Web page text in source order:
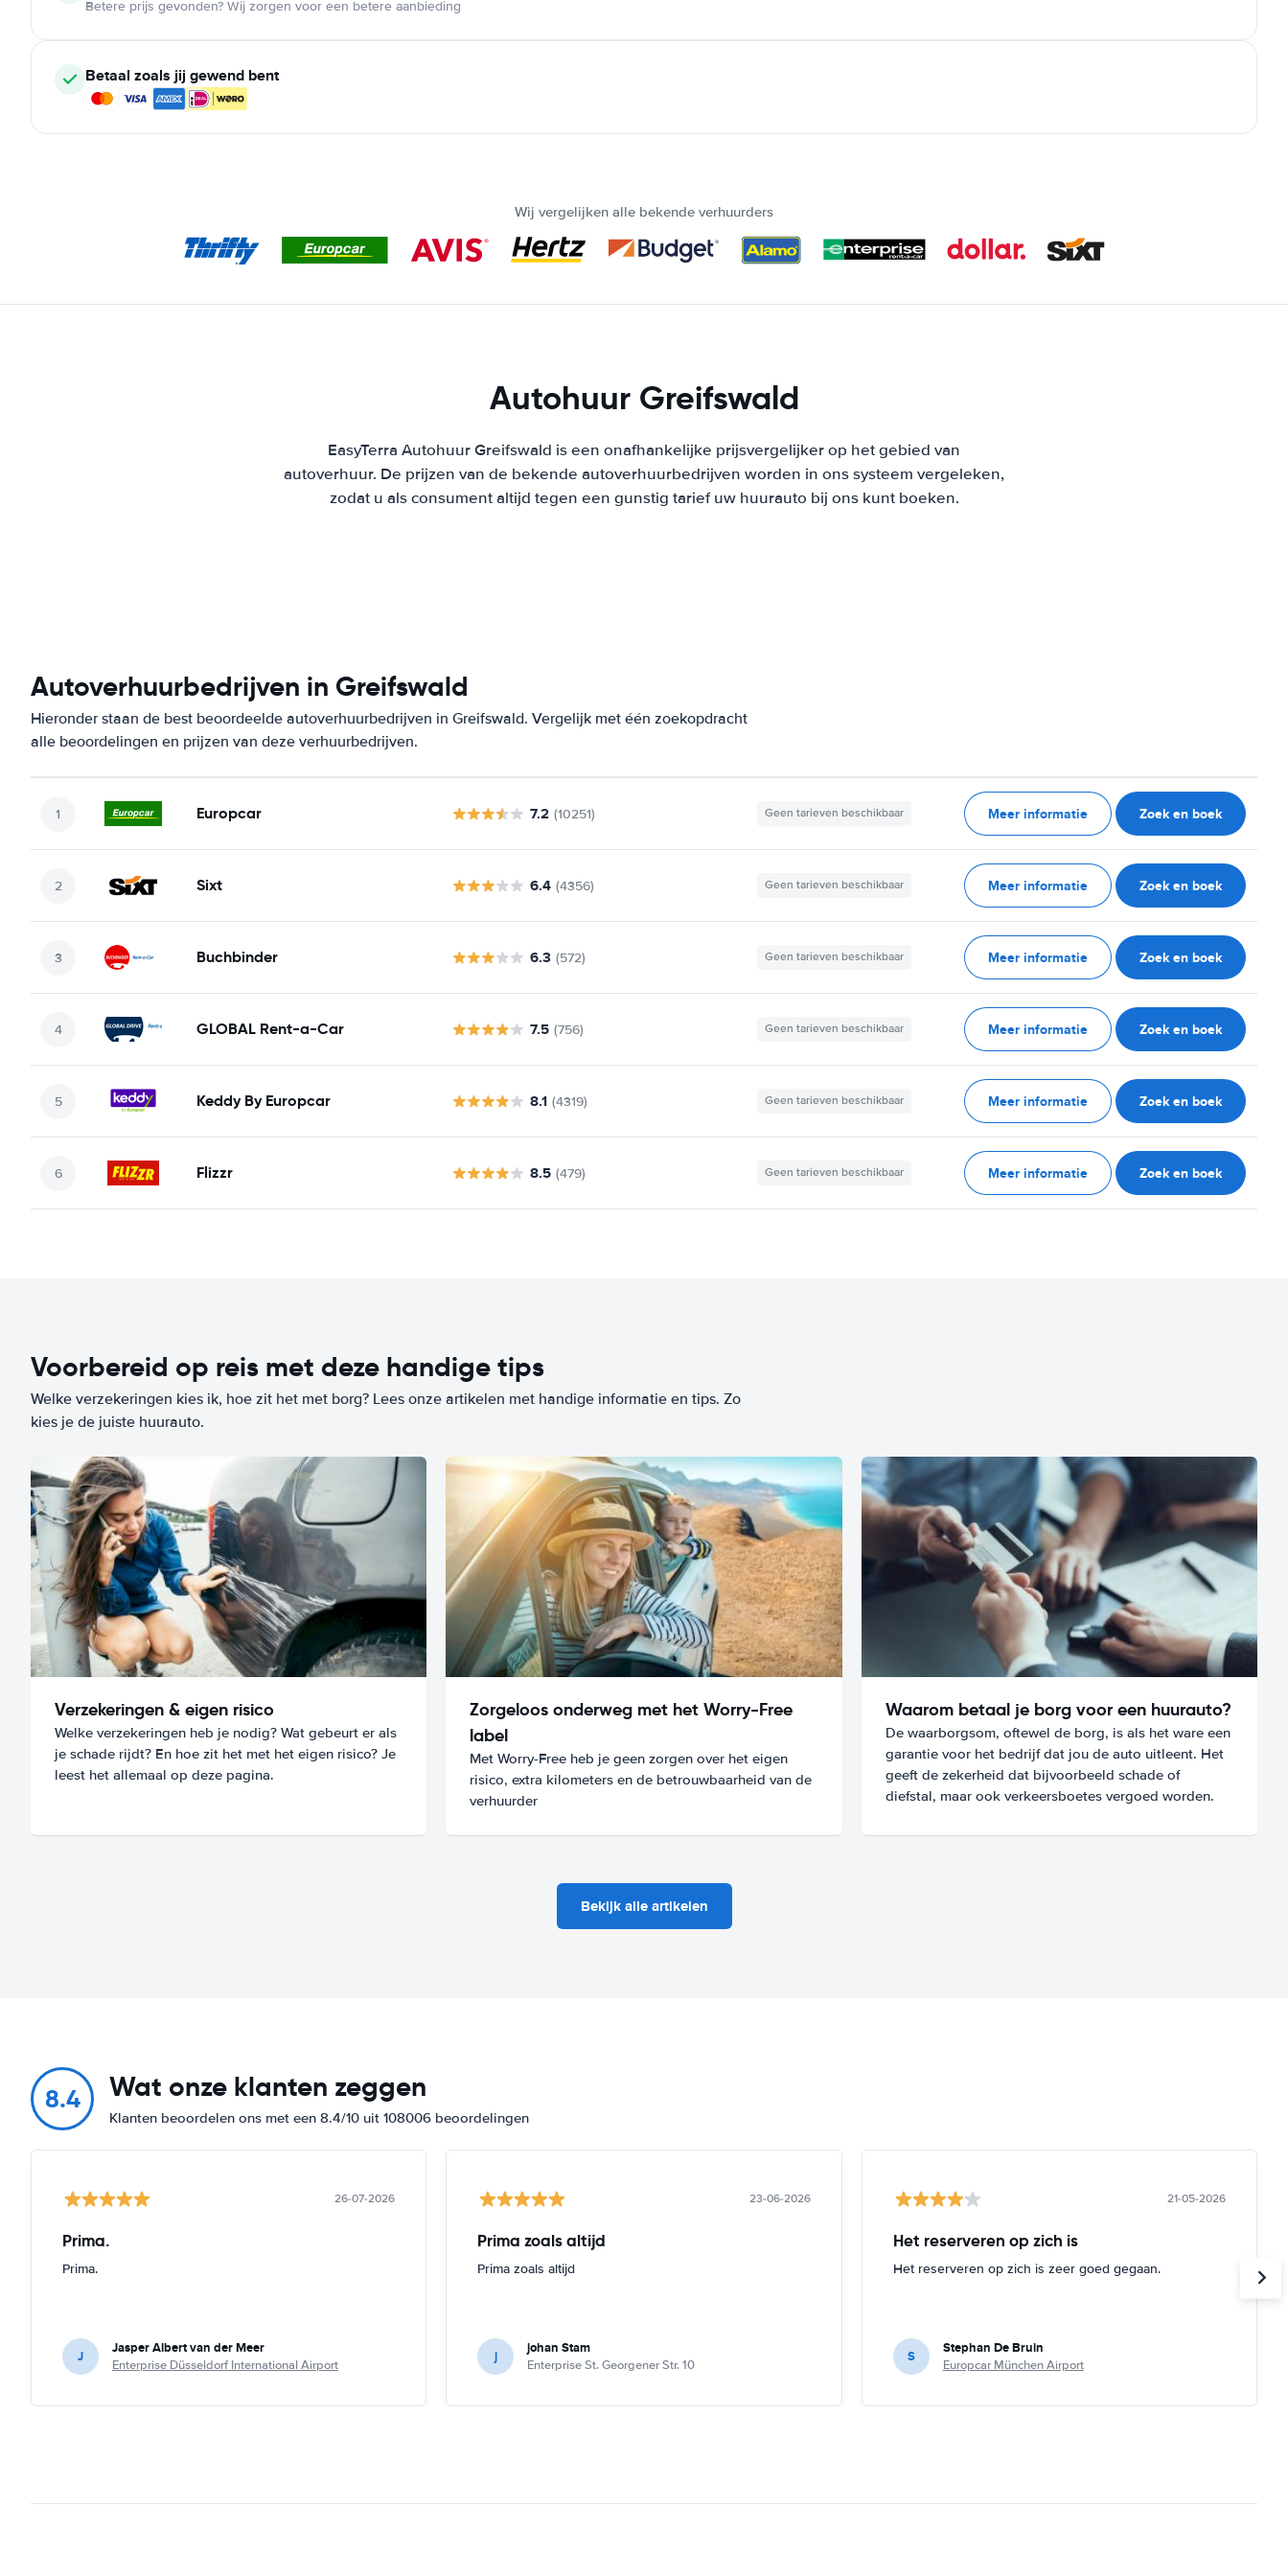
Betere prijs gevonden? Wij zorgen voor een betere aanbieding
Betaal zoals jij gewend bent
Wij vergelijken alle bekende verhuurders
Autohuur Greifswald
EasyTerra Autohuur Greifswald is een onafhankelijke prijsvergelijker op het gebied van
autoverhuur. De prijzen van de bekende autoverhuurbedrijven worden in ons systeem vergeleken,
zodat u als consument altijd tegen een gunstig tarief uw huurauto bij ons kunt boeken.
Autoverhuurbedrijven in Greifswald
Hieronder staan de best beoordeelde autoverhuurbedrijven in Greifswald. Vergelijk met één zoekopdracht
alle beoordelingen en prijzen van deze verhuurbedrijven.
Europcar 7.2 (10251) Geen tarieven beschikbaar Meer informatie Zoek en boek
Sixt 6.4 (4356) Geen tarieven beschikbaar Meer informatie Zoek en boek
Buchbinder 6.3 (572) Geen tarieven beschikbaar Meer informatie Zoek en boek
GLOBAL Rent-a-Car 7.5 (756) Geen tarieven beschikbaar Meer informatie Zoek en boek
Keddy By Europcar 8.1 (4319) Geen tarieven beschikbaar Meer informatie Zoek en boek
Flizzr 8.5 (479) Geen tarieven beschikbaar Meer informatie Zoek en boek
Voorbereid op reis met deze handige tips
Welke verzekeringen kies ik, hoe zit het met borg? Lees onze artikelen met handige informatie en tips. Zo
kies je de juiste huurauto.
Verzekeringen & eigen risico
Welke verzekeringen heb je nodig? Wat gebeurt er als
je schade rijdt? En hoe zit het met het eigen risico? Je
leest het allemaal op deze pagina.
Zorgeloos onderweg met het Worry-Free
label
Met Worry-Free heb je geen zorgen over het eigen
risico, extra kilometers en de betrouwbaarheid van de
verhuurder
Waarom betaal je borg voor een huurauto?
De waarborgsom, oftewel de borg, is als het ware een
garantie voor het bedrijf dat jou de auto uitleent. Het
geeft de zekerheid dat bijvoorbeeld schade of
diefstal, maar ook verkeersboetes vergoed worden.
Bekijk alle artikelen
8.4 Wat onze klanten zeggen
Klanten beoordelen ons met een 8.4/10 uit 108006 beoordelingen
26-07-2026
Prima.
Prima.
J Jasper Albert van der Meer
Enterprise Düsseldorf International Airport
23-06-2026
Prima zoals altijd
Prima zoals altijd
j johan Stam
Enterprise St. Georgener Str. 10
21-05-2026
Het reserveren op zich is
Het reserveren op zich is zeer goed gegaan.
S Stephan De Bruin
Europcar München Airport